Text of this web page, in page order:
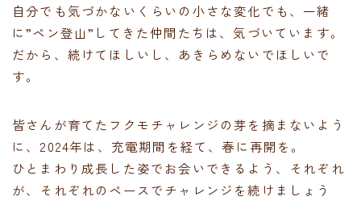
自分でも気づかないくらいの小さな変化でも、一緒
に”ペン登山”してきた仲間たちは、気づいています。
だから、続けてほしいし、あきらめないでほしいで
す。
皆さんが育てたフクモチャレンジの芽を摘まないよう
に、2024年は、充電期間を経て、春に再開を。
ひとまわり成長した姿でお会いできるよう、それぞれ
が、それぞれのペースでチャレンジを続けましょう